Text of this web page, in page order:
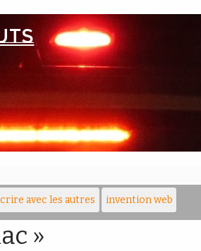
avec les autres invention web
»